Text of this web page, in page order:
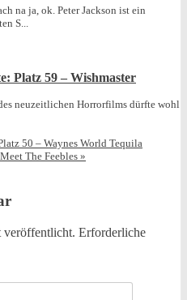
na ja, ok. Peter Jackson ist ein
S...
Platz 59 – Wishmaster
neuzeitlichen Horrorfilms dürfte wohl
50 – Waynes World Tequila
The Feebles »
Erforderliche